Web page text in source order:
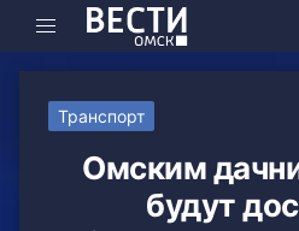
Транспорт
Омским
будут